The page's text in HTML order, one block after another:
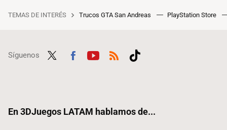
TEMAS DE INTERÉS Trucos GTA San Andreas PlayStation Store
Síguenos
En 3DJuegos LATAM hablamos de...